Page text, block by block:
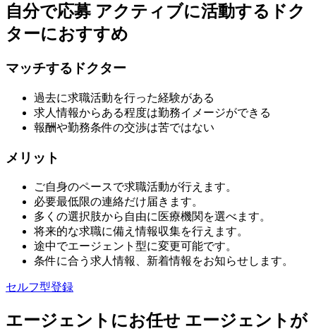
自分で応募 アクティブに活動するドク
ターにおすすめ
マッチするドクター
過去に求職活動を行った経験がある
求人情報からある程度は勤務イメージができる
報酬や勤務条件の交渉は苦ではない
メリット
ご自身のペースで求職活動が行えます。
必要最低限の連絡だけ届きます。
多くの選択肢から自由に医療機関を選べます。
将来的な求職に備え情報収集を行えます。
途中でエージェント型に変更可能です。
条件に合う求人情報、新着情報をお知らせします。
セルフ型登録
エージェントにお任せ エージェントが